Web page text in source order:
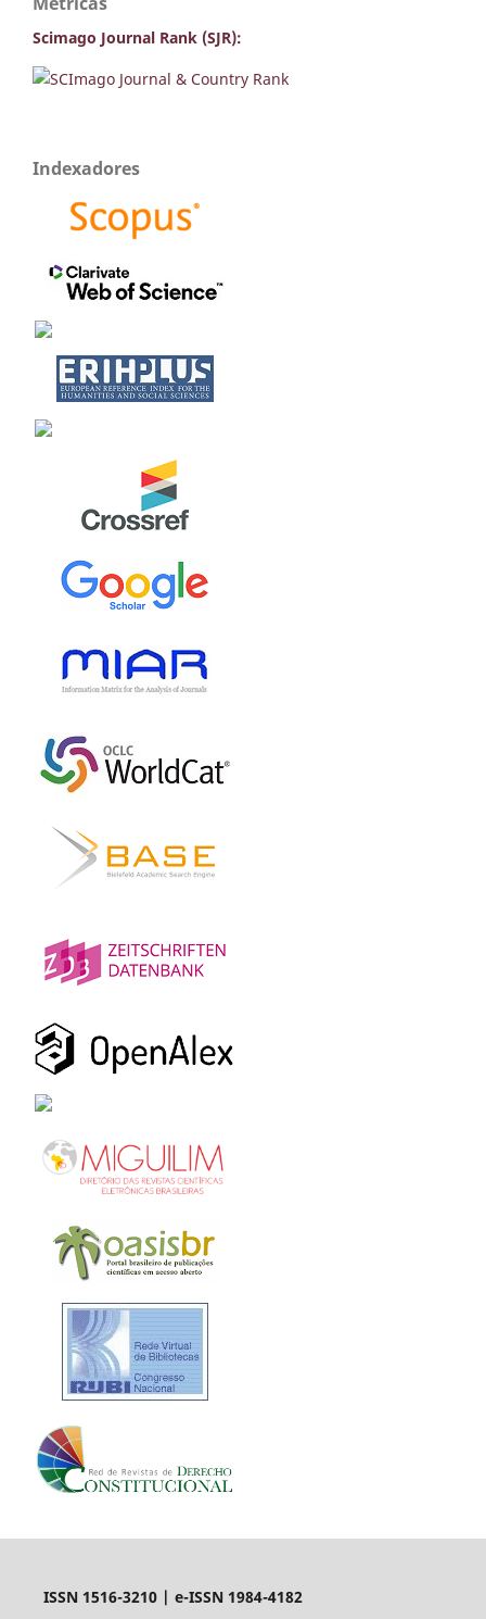
Scimago Journal Rank (SJR):
Indexadores
ISSN 1516-3210 | e-ISSN 1984-4182